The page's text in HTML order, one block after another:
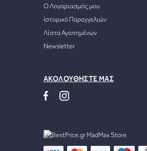
Ο Λογαριασμός μου
Ιστορικό Παραγγελιών
Λίστα Αγαπημένων
Newsletter
ΑΚΟΛΟΥΘΗΣΤΕ ΜΑΣ